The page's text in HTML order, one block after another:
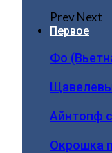
PrevNext
Первое
Фо
Айнтопф
Окрошка